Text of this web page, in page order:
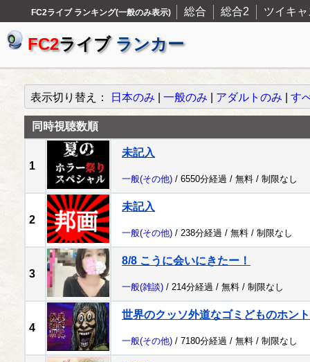
FC2ライブ ランキング(一般のみ表示) 総合 総合2 ツイキャ
FC2ライブ ランカー
表示切り替え： 日本のみ 一般のみ アダルトのみ す
同時視聴数順
1
未記入
一般(その他) / 6550分経過 / 無料 / 制限なし
2
未記入
一般(その他) / 238分経過 / 無料 / 制限なし
3
8/8 こうに会いにきたー！
一般(雑談) / 214分経過 / 無料 / 制限なし
4
世界のクッソ外道なゴミどものホン
一般(その他) / 7180分経過 / 無料 / 制限なし